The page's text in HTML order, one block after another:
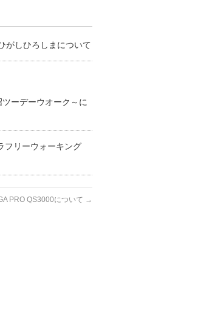
がしひろしまについて
ーデーウオーク～に
フリーウォーキング
PRO QS3000について →